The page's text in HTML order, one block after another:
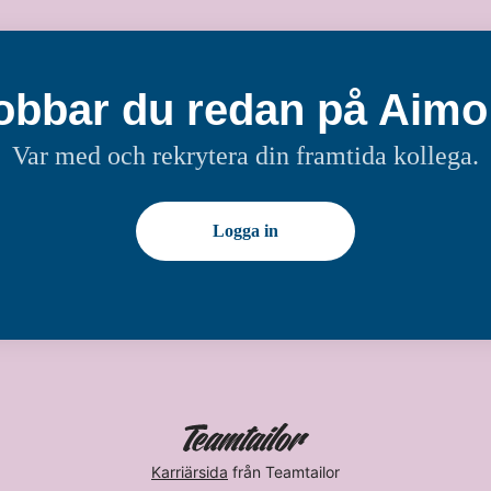
du redan på
Var med och rekrytera din framtida kollega.
Logga in
Karriärsida från Teamtailor